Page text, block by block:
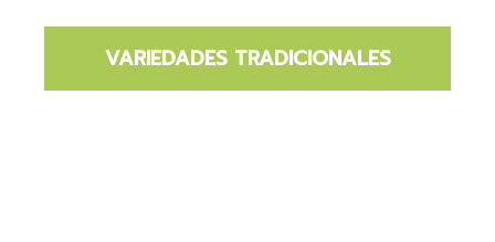
VARIEDADES TRADICIONALES